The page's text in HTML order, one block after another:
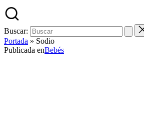
Buscar:
Portada » Sodio
Publicada enBebés